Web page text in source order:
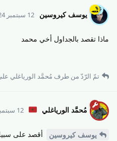
يوسف كيروسين 12 سبتمبر 2024
ماذا تقصد بالجداول أخي محمد
تمّ الرّدّ من طرف مُحمَّد الورياغلي
مُحمَّد الورياغلي 12 سبتمبر 2024
يوسف كيروسين أقصد على